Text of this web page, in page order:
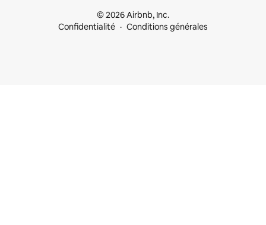
© 2026 Airbnb, Inc.
Confidentialité
Conditions générales